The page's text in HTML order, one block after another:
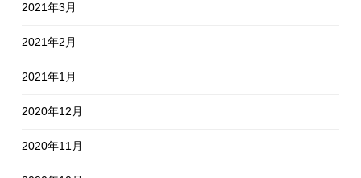
2021年3月
2021年2月
2021年1月
2020年12月
2020年11月